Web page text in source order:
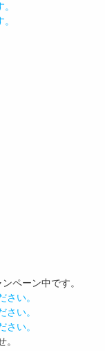
ンペーン中です。
さい。
さい。
さい。